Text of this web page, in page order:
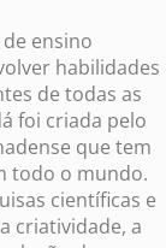
ensino
habilidades
de todas as
foi criada pelo
que tem
todo o mundo.
científicas e
criatividade, a